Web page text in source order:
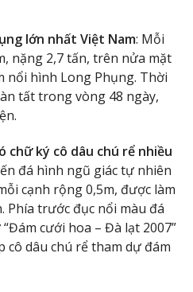
lớn nhất Việt Nam: Mỗi
nặng 2,7 tấn, trên nửa mặt
nổi hình Long Phụng. Thời
tất trong vòng 48 ngày,
chữ ký cô dâu chú rể nhiều
đá hình ngũ giác tự nhiên
cạnh rộng 0,5m, được làm
Phía trước đục nổi màu đá
cưới hoa – Đà lạt 2007”
cô dâu chú rể tham dự đám